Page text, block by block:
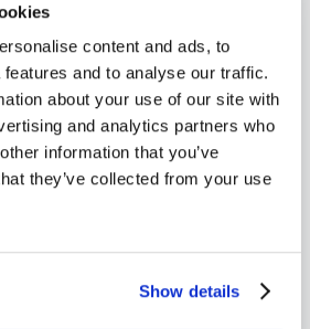
content and ads, to
and to analyse our traffic.
about your use of our site with
and analytics partners who
information that you’ve
they’ve collected from your use
Show details
u
inst
ala
ci
bez
plý
ud
chc
ete
aby
er